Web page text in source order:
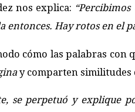
nos explica:
entonces. Hay rotos en el
cómo las palabras
y comparten similitudes
se perpetuó y explique